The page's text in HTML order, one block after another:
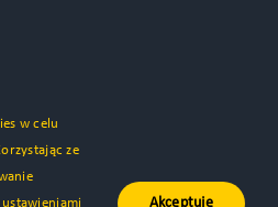
ThemeFusion
| All Rights Reserved |
w celu
ze
Akceptuję